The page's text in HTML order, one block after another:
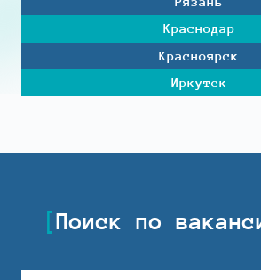
Краснодар
Красноярск
Иркутск
Поиск по